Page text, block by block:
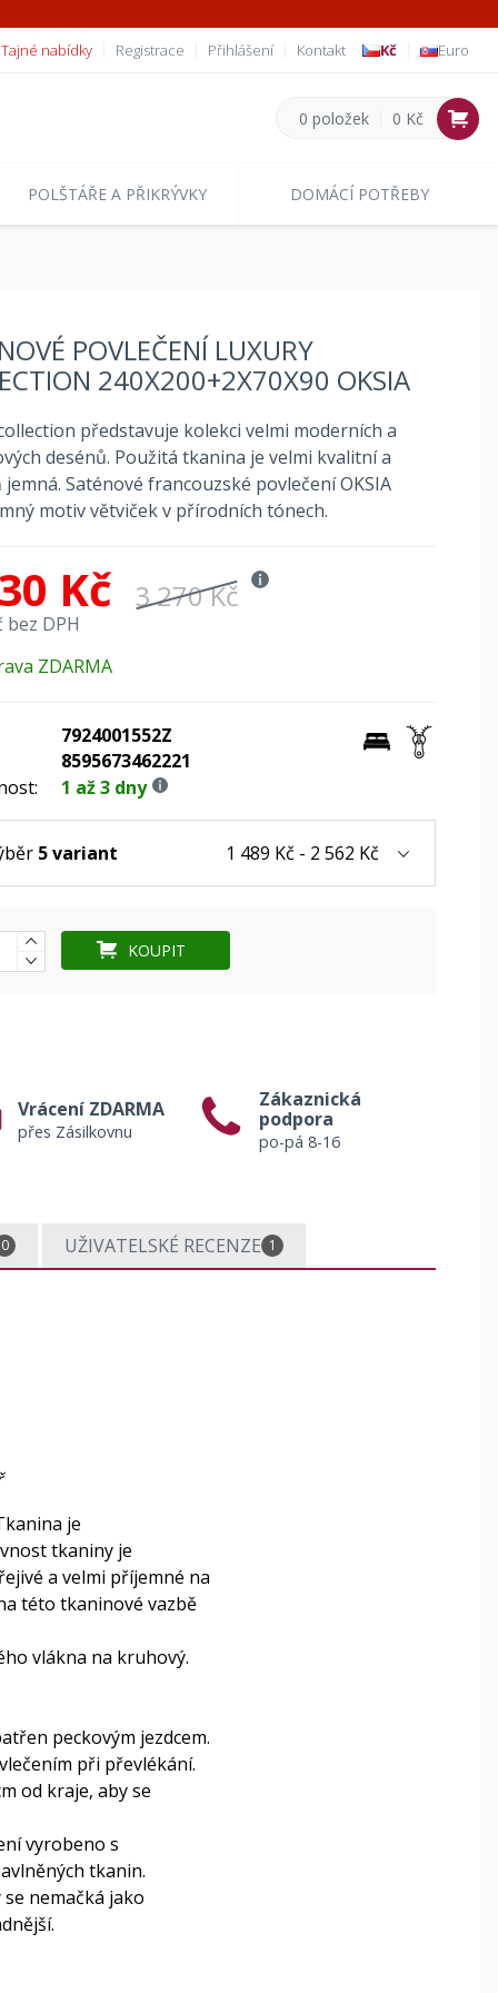
Tajné nabídky Registrace Přihlášení Kontakt Kč Euro
0 položek 0 Kč
POLŠTÁŘE A PŘIKRÝVKY DOMÁCÍ POTŘEBY
POVLEČENÍ LUXURY
240X200+2X70X90 OKSIA
představuje kolekci velmi moderních a
desénů. Použitá tkanina je velmi kvalitní a
jemná. Saténové francouzské povlečení OKSIA
motiv větviček v přírodních tónech.
Kč 3 270 Kč
bez DPH
ZDARMA
7924001552Z
8595673462221
1 až 3 dny
5 variant 1 489 Kč - 2 562 Kč
KOUPIT
Vrácení ZDARMA
přes Zásilkovnu
Zákaznická
podpora
po-pá 8-16
0 UŽIVATELSKÉ RECENZE 1
je
tkaniny je
a velmi příjemné na
této tkaninové vazbě
vlákna na kruhový.
peckovým jezdcem.
při převlékání.
od kraje, aby se
vyrobeno s
tkanin.
nemačká jako